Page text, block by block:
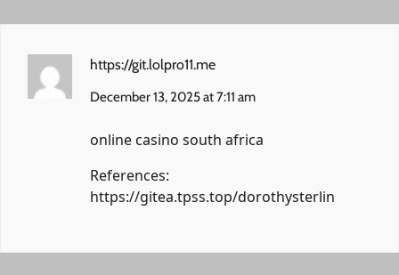
https://git.lolpro11.me
December 13, 2025 at 7:11 am
online casino south africa
References:
https://gitea.tpss.top/dorothysterlin